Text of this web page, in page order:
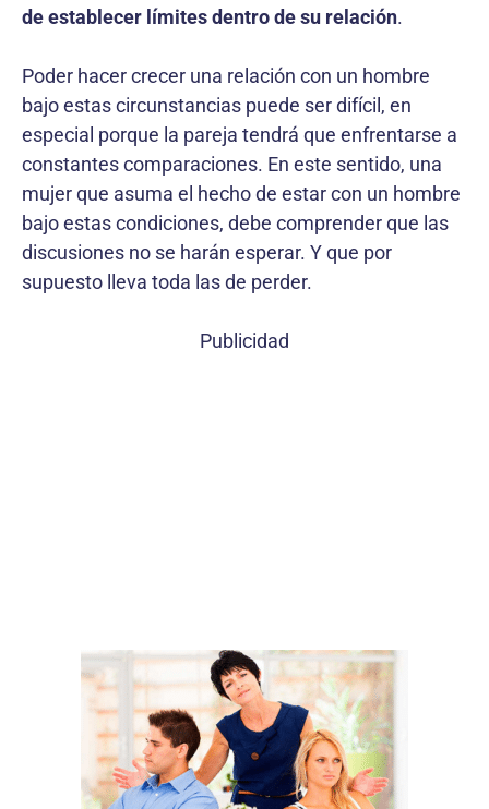
de establecer límites dentro de su relación.
Poder hacer crecer una relación con un hombre
bajo estas circunstancias puede ser difícil, en
especial porque la pareja tendrá que enfrentarse a
constantes comparaciones. En este sentido, una
mujer que asuma el hecho de estar con un hombre
bajo estas condiciones, debe comprender que las
discusiones no se harán esperar. Y que por
supuesto lleva toda las de perder.
Publicidad